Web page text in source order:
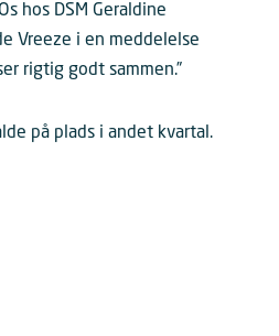
hos DSM Geraldine
Vreeze i en meddelelse
rigtig godt sammen.”
på plads i andet kvartal.